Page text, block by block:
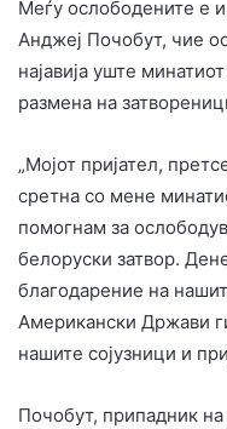
Меѓу ослободените е
Анджеј Почобут, чие
најавија уште
размена на
„Мојот пријател,
сретна со мене
помогнам за
белоруски затвор.
благодарение на
Американски Држави
нашите сојузници и
Почобут, припадник